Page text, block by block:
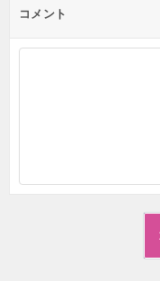
ンコメント